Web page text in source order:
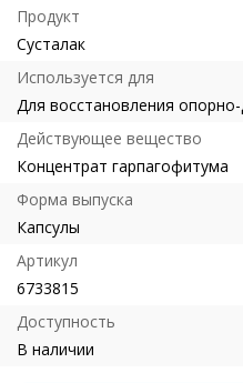
Продукт
Сусталак
Используется для
Для восстановления
Действующее вещество
Концентрат гарпагофитума
Форма выпуска
Капсулы
Артикул
6733815
Доступность
В наличии